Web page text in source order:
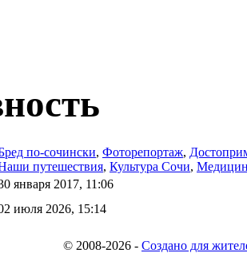
по-cочински, Фоторепортаж,
путешествия, Культура Сочи,
января 2017, 11:06
июля 2026, 15:14
© 2008-2026 - Создано для